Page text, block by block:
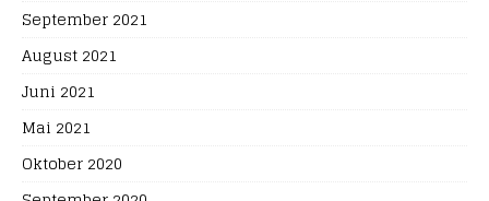
September 2021
August 2021
Juni 2021
Mai 2021
Oktober 2020